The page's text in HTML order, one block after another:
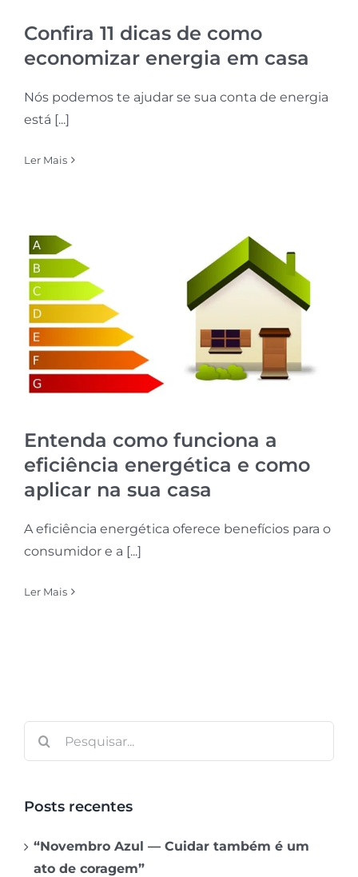
Confira 11 dicas de como
economizar energia em casa
Nós podemos te ajudar se sua conta de energia
está [...]
Ler Mais
Entenda como funciona a
eficiência energética e como
aplicar na sua casa
Entenda como funciona a
eficiência energética e como
aplicar na sua casa
A eficiência energética oferece benefícios para o
consumidor e a [...]
Ler Mais
Posts recentes
“Novembro Azul — Cuidar também é um
ato de coragem”